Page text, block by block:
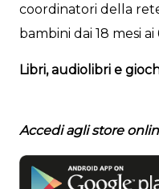
coordinatori della
bambini dai 18 mesi ai
Libri, audiolibri e
Accedi agli store